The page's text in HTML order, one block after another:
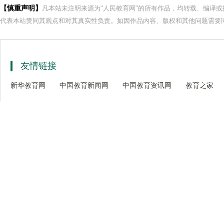
【慎重声明】
凡本站未注明来源为"人民教育网"的所有作品，均转载、编译
代表本站赞同其观点和对其真实性负责。如因作品内容、版权和其他问题需
友情链接
新华教育网 中国教育新闻网 中国教育资讯网 教育之家